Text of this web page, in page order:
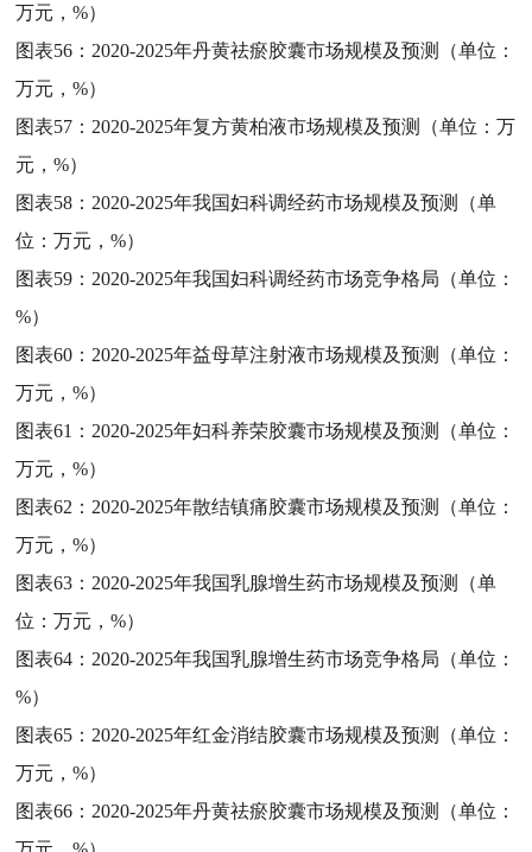
万元，%）
图表56： 2020-2025年丹黄祛瘀胶囊市场规模及预测（单位：
万元，%）
图表57： 2020-2025年复方黄柏液市场规模及预测（单位：万
元，%）
图表58： 2020-2025年我国妇科调经药市场规模及预测（单
位：万元，%）
图表59： 2020-2025年我国妇科调经药市场竞争格局（单位：
%）
图表60： 2020-2025年益母草注射液市场规模及预测（单位：
万元，%）
图表61： 2020-2025年妇科养荣胶囊市场规模及预测（单位：
万元，%）
图表62： 2020-2025年散结镇痛胶囊市场规模及预测（单位：
万元，%）
图表63： 2020-2025年我国乳腺增生药市场规模及预测（单
位：万元，%）
图表64： 2020-2025年我国乳腺增生药市场竞争格局（单位：
%）
图表65： 2020-2025年红金消结胶囊市场规模及预测（单位：
万元，%）
图表66： 2020-2025年丹黄祛瘀胶囊市场规模及预测（单位：